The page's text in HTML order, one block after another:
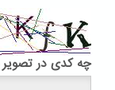
چه کدی در تصویر